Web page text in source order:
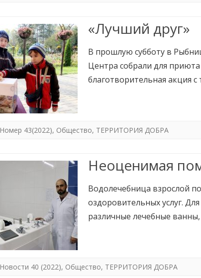
«Лучший друг»
В прошлую субботу в
Центра собрали для
благотворительная акция
Номер 43(2022), Общество, ТЕРРИТОРИЯ ДОБРА
Неоценимая
Водолечебница взрослой
оздоровительных услуг.
различные лечебные
Новости 40 (2022), Общество, ТЕРРИТОРИЯ ДОБРА